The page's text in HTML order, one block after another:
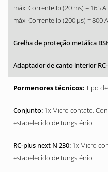
máx. Corrente Ip (20 ms) = 165 A
máx. Corrente Ip (200 µs) = 800 A
Tipo
1x Micro contato,
estabelecido de tungsténio
1x Micro
estabelecido de tungsténio